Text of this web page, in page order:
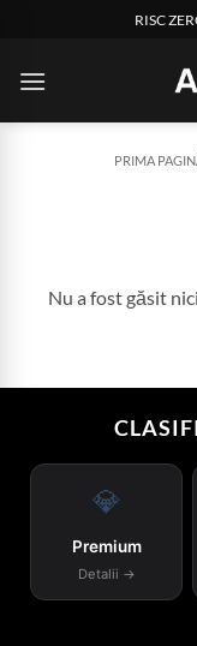
content
RISC
PRIMA
Nu a fost găsit
💎
Premium
Detalii →